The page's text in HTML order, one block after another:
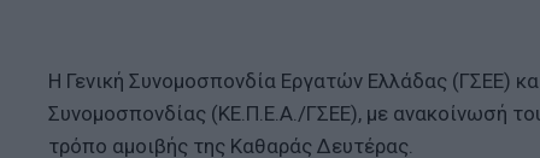
H Γενική Συνομοσπονδία Εργατών Ελλάδας (ΓΣΕΕ)
Συνομοσπονδίας (ΚΕ.Π.Ε.Α./ΓΣΕΕ), με ανακοίνωσή
τρόπο αμοιβής της Καθαράς Δευτέρας.